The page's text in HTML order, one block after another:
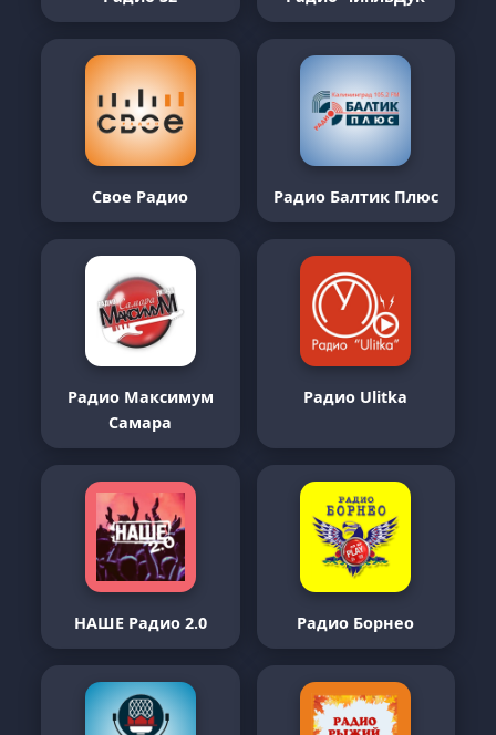
Свое Радио Радио Балтик Плюс
Радио Максимум
Самара
Радио Ulitka
НАШЕ Радио 2.0 Радио Борнео